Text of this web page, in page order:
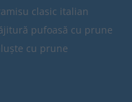
clasic italian
pufoasă cu prune
cu prune